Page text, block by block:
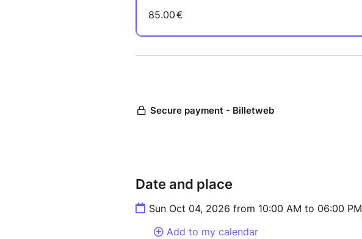
Date and place
Sun Oct 04, 2026 from 10:00 AM to 06:00 PM
Add to my calendar